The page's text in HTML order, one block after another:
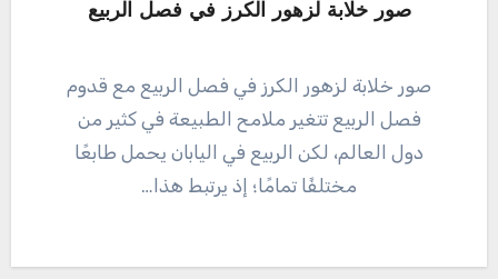
صور خلابة لزهور الكرز في فصل الربيع
صور خلابة لزهور الكرز في فصل الربيع مع قدوم
فصل الربيع تتغير ملامح الطبيعة في كثير من
دول العالم، لكن الربيع في اليابان يحمل طابعًا
مختلفًا تمامًا؛ إذ يرتبط هذا…